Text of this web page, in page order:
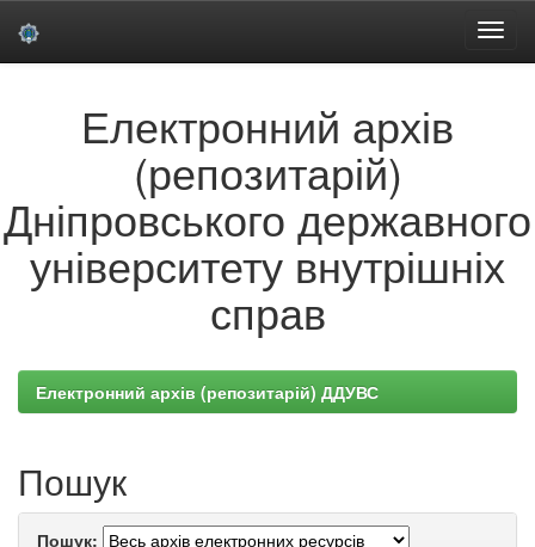
Електронний архів
(репозитарій)
Дніпровського державного
університету внутрішніх
справ
Електронний архів (репозитарій) ДДУВС
Пошук
Пошук: